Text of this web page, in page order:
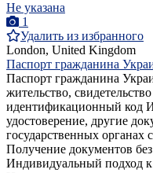
Не указана
1
Удалить из избранного
London, United Kingdom
Паспорт гражданина
Паспорт гражданина
жительство,
идентификационный код
удостоверение, другие
государственных органах
Получение документов
Индивидуальный подход